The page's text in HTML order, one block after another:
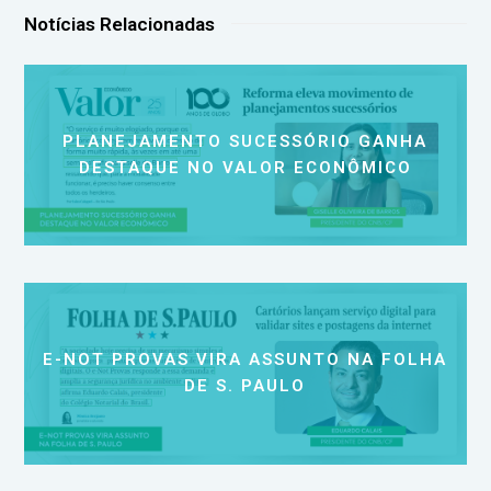
Notícias Relacionadas
PLANEJAMENTO SUCESSÓRIO GANHA
DESTAQUE NO VALOR ECONÔMICO
E-NOT PROVAS VIRA ASSUNTO NA FOLHA
DE S. PAULO